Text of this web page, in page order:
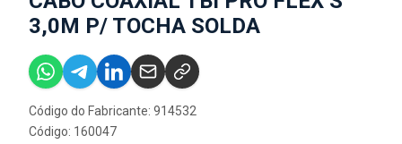
3,0M P/ TOCHA SOLDA
Código do Fabricante: 914532
Código: 160047